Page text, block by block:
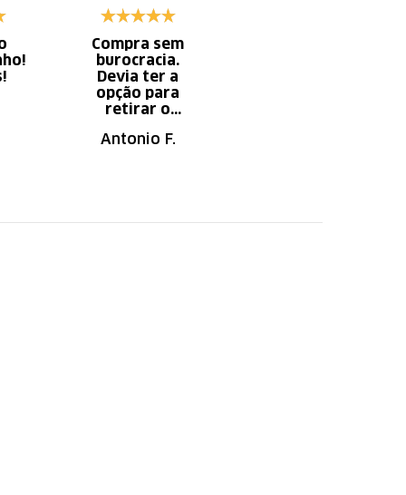
Compra sem
burocracia.
Devia ter a
opção para
retirar o
autorizada da
Antonio F.